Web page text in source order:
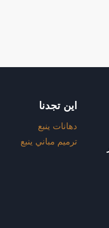
اين تجدنا
دهانات ينبع
ترميم مباني ينبع